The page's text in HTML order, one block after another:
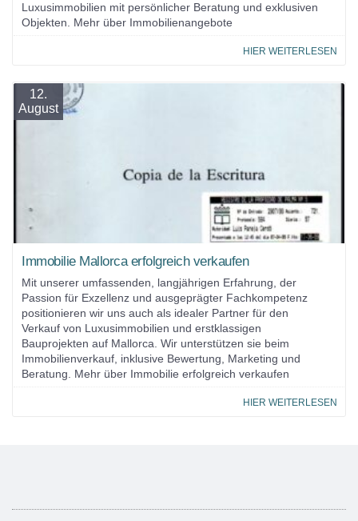
Luxusimmobilien mit persönlicher Beratung und exklusiven
Objekten. Mehr über Immobilienangebote
HIER WEITERLESEN
12.
August
Immobilie Mallorca erfolgreich verkaufen
Mit unserer umfassenden, langjährigen Erfahrung, der
Passion für Exzellenz und ausgeprägter Fachkompetenz
positionieren wir uns auch als idealer Partner für den
Verkauf von Luxusimmobilien und erstklassigen
Bauprojekten auf Mallorca. Wir unterstützen sie beim
Immobilienverkauf, inklusive Bewertung, Marketing und
Beratung. Mehr über Immobilie erfolgreich verkaufen
HIER WEITERLESEN